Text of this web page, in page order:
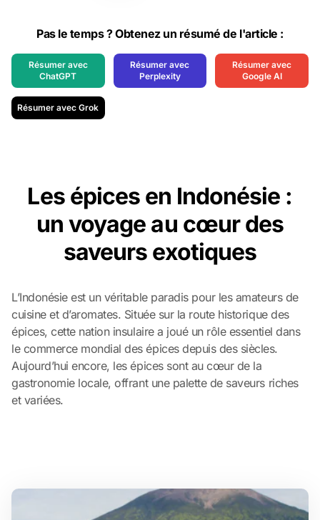
Les épices en Indonésie :
un voyage au cœur des
saveurs exotiques
L’Indonésie est un véritable paradis pour les amateurs de
cuisine et d’aromates. Située sur la route historique des
épices, cette nation insulaire a joué un rôle essentiel dans
le commerce mondial des épices depuis des siècles.
Aujourd’hui encore, les épices sont au cœur de la
gastronomie locale, offrant une palette de saveurs riches
et variées.
Pas le temps ? Obtenez un résumé de l'article :
Résumer avec
ChatGPT
Résumer avec
Perplexity
Résumer avec
Google AI
Résumer avec Grok